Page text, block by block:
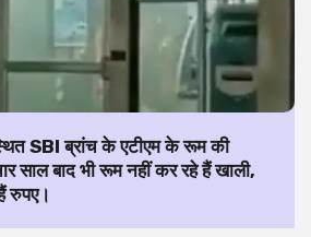
SBI ब्रांच के एटीएम के रूम की
साल बाद भी रूम नहीं कर रहे हैं खाली,
रुपए।